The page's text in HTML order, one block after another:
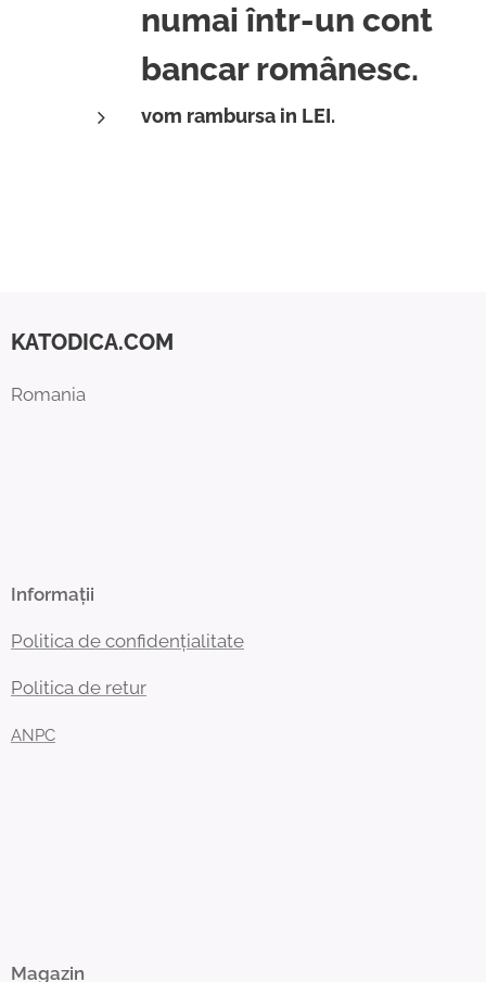
numai într-un cont
bancar românesc.
vom rambursa in LEI.
KATODICA.COM
Romania
Informații
Politica de confidențialitate
Politica de retur
ANPC
Magazin